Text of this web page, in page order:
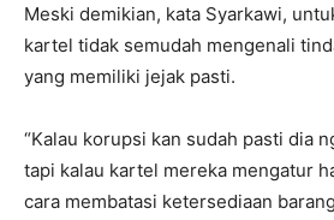
Meski demikian, kata Syarkawi,
kartel tidak semudah mengenali
yang memiliki jejak pasti.
“Kalau korupsi kan sudah pasti dia
tapi kalau kartel mereka mengatur
cara membatasi ketersediaan